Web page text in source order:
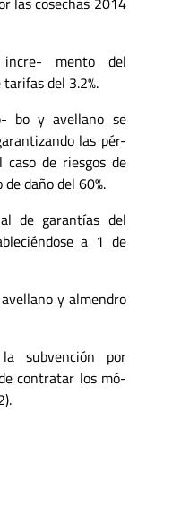
mento del
del 3.2%.
bo y avellano se
las pér-
de riesgos de
daño del 60%.
de garantías del
a 1 de
y almendro
subvención por
contratar los mó-